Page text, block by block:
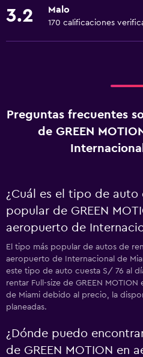
3.2 Malo
170 calificaciones
Preguntas frecuentes
de GREEN
¿Cuál es el tipo de auto
popular de GREEN
aeropuerto de
El tipo más popular de autos de
aeropuerto de Internacional de
este tipo de auto cuesta S/ 76 al
rentar Full-size de GREEN
de Miami debido al precio, la
planeadas.
¿Dónde puedo
de GREEN MOTION en